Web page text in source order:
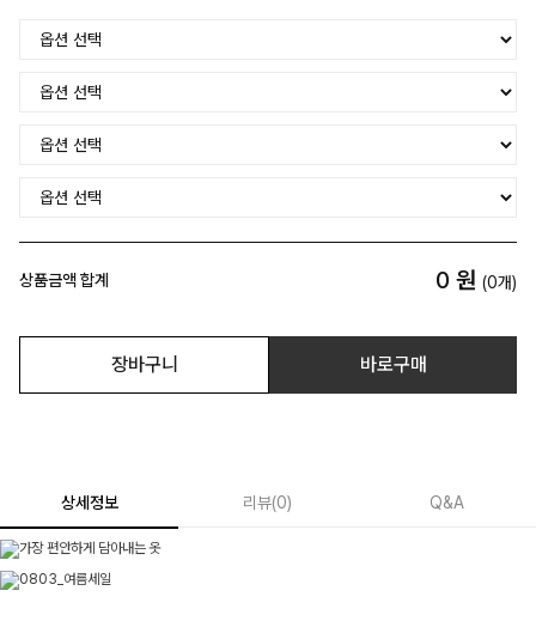
상품금액 합계 0 원 (0개)
장바구니 바로구매
상세정보 리뷰(0) Q&A